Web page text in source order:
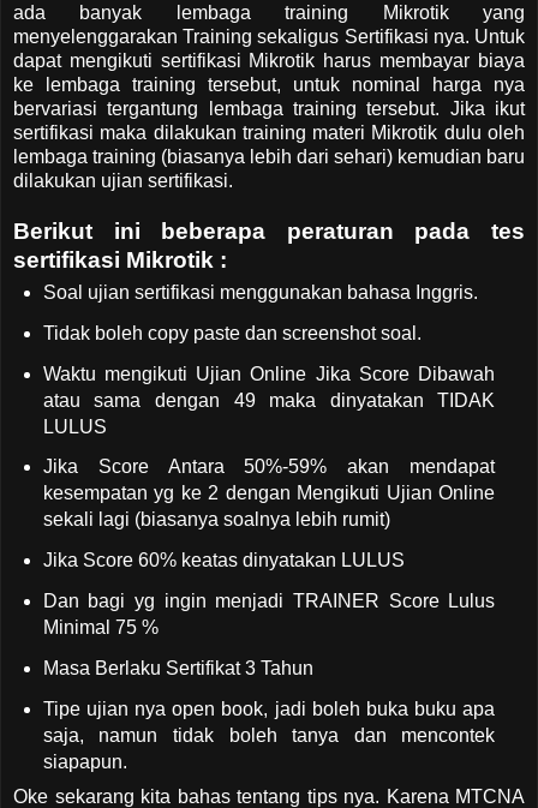
ada banyak lembaga training Mikrotik yang
menyelenggarakan Training sekaligus Sertifikasi nya. Untuk
dapat mengikuti sertifikasi Mikrotik harus membayar biaya
ke lembaga training tersebut, untuk nominal harga nya
bervariasi tergantung lembaga training tersebut. Jika ikut
sertifikasi maka dilakukan training materi Mikrotik dulu oleh
lembaga training (biasanya lebih dari sehari) kemudian baru
dilakukan ujian sertifikasi.
Berikut ini beberapa peraturan pada tes
sertifikasi Mikrotik :
Soal ujian sertifikasi menggunakan bahasa Inggris.
Tidak boleh copy paste dan screenshot soal.
Waktu mengikuti Ujian Online Jika Score Dibawah
atau sama dengan 49 maka dinyatakan TIDAK
LULUS
Jika Score Antara 50%-59% akan mendapat
kesempatan yg ke 2 dengan Mengikuti Ujian Online
sekali lagi (biasanya soalnya lebih rumit)
Jika Score 60% keatas dinyatakan LULUS
Dan bagi yg ingin menjadi TRAINER Score Lulus
Minimal 75 %
Masa Berlaku Sertifikat 3 Tahun
Tipe ujian nya open book, jadi boleh buka buku apa
saja, namun tidak boleh tanya dan mencontek
siapapun.
Oke sekarang kita bahas tentang tips nya. Karena MTCNA